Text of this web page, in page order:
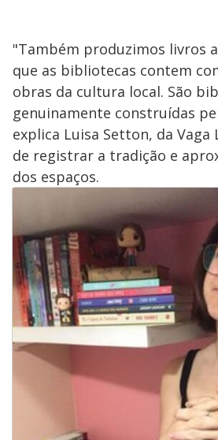
"Também produzimos livros
que as bibliotecas contem
obras da cultura local. São
genuinamente construídas
explica Luisa Setton, da Vaga
de registrar a tradição e
dos espaços.